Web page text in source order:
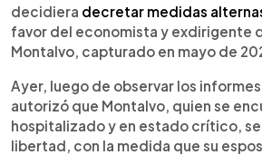
decidiera decretar medidas
favor del economista y exdirigente
Montalvo, capturado en mayo de
Ayer, luego de observar los
autorizó que Montalvo, quien se
hospitalizado y en estado crítico,
libertad, con la medida que su